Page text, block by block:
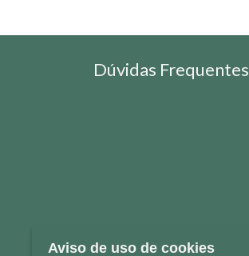
Dúvidas Frequentes
Aviso de uso de cookies